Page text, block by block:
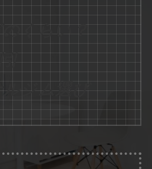
くらい？
ルジム選び